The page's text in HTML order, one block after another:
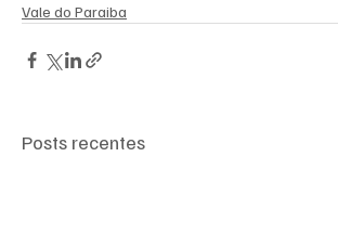
Vale do Paraiba
Posts recentes